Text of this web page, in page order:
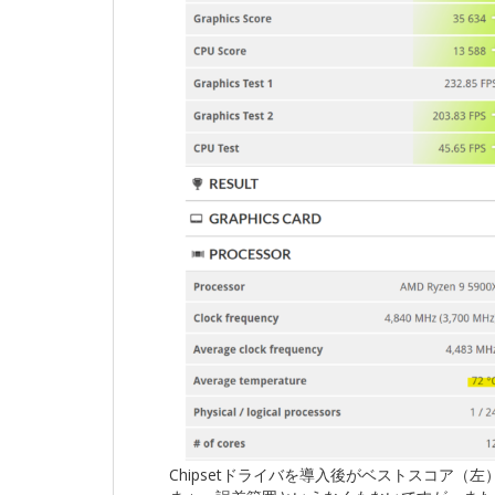
Chipsetドライバを導入後がベストスコア（左